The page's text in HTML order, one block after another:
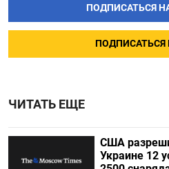
ПОДПИСАТЬСЯ
ПОДПИСАТЬСЯ
ЧИТАТЬ ЕЩЕ
США
Украине 12